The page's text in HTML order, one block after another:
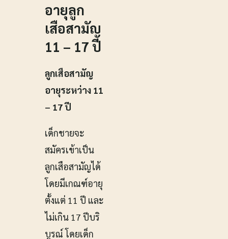
อายุลูก
เสือสามัญ
11 – 17 ปี
ลูกเสือสามัญ
อายุระหว่าง 11
– 17 ปี
เด็กชายจะ
สมัครเข้าเป็น
ลูกเสือสามัญได้
โดยมีเกณฑ์อายุ
ตั้งแต่ 11 ปี และ
ไม่เกิน 17 ปีบริ
บูรณ์ โดยเด็ก